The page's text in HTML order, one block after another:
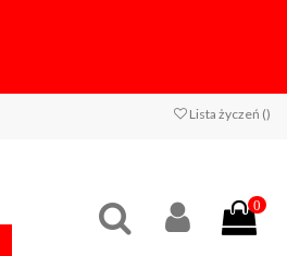
Lista życzeń ()
0